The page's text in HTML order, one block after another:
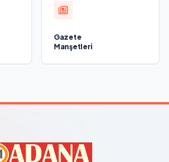
Gazete
Manşetleri